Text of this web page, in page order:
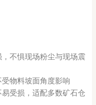
不惧现场粉尘与现场震
物料坡面角度影响
受损，适配多数矿石仓